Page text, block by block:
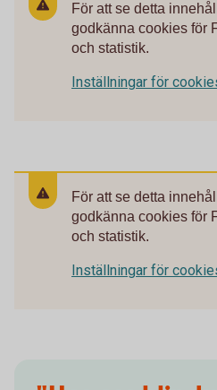
För att se detta
godkänna cookies för
och statistik.
Inställningar för
För att se detta
godkänna cookies för
och statistik.
Inställningar för